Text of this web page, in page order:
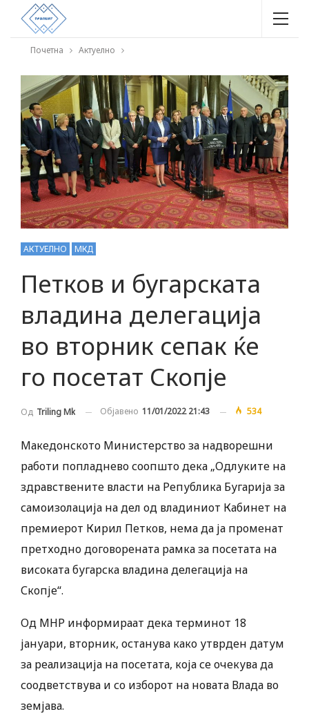
Почетна Актуелно
АКТУЕЛНО МКД
Петков и бугарската
владина делегација
во вторник сепак ќе
го посетат Скопје
Од Triling Mk Објавено 11/01/2022 21:43 534
Македонското Министерство за надворешни
работи попладнево соопшто дека „Одлуките на
здравствените власти на Република Бугарија за
самоизолација на дел од владиниот Кабинет на
премиерот Кирил Петков, нема да ја променат
претходно договорената рамка за посетата на
високата бугарска владина делегација на
Скопје“.
Од МНР информираат дека терминот 18
јануари, вторник, останува како утврден датум
за реализација на посетата, која се очекува да
соодветствува и со изборот на новата Влада во
земјава.